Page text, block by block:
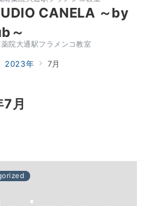
CANELA ～by
～
院大通駅フラメンコ教室
2023年 7月
月